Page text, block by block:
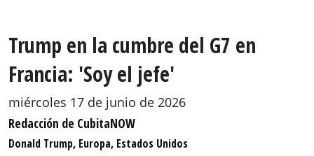
Trump en la cumbre del G7 en
Francia: 'Soy el jefe'
miércoles 17 de junio de 2026
Redacción de CubitaNOW
Donald Trump, Europa, Estados Unidos